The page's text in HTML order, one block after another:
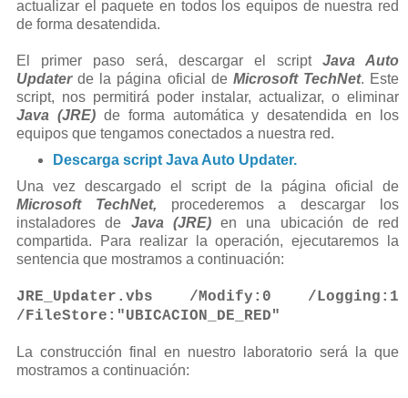
actualizar el paquete en todos los equipos de nuestra red
de forma desatendida.
El primer paso será, descargar el script Java Auto
Updaterde la página oficial de Microsoft TechNet. Este
script, nos permitirá poder instalar, actualizar, o eliminar
Java (JRE)de forma automática y desatendida en los
equipos que tengamos conectados a nuestra red.
Descarga script Java Auto Updater.
Una vez descargado el script de la página oficial de
Microsoft TechNet, procederemos a descargar los
instaladores de Java (JRE)en una ubicación de red
compartida. Para realizar la operación, ejecutaremos la
sentencia que mostramos a continuación:
JRE_Updater.vbs /Modify:0 /Logging:1
/FileStore:"UBICACION_DE_RED"
La construcción final en nuestro laboratorio será la que
mostramos a continuación: